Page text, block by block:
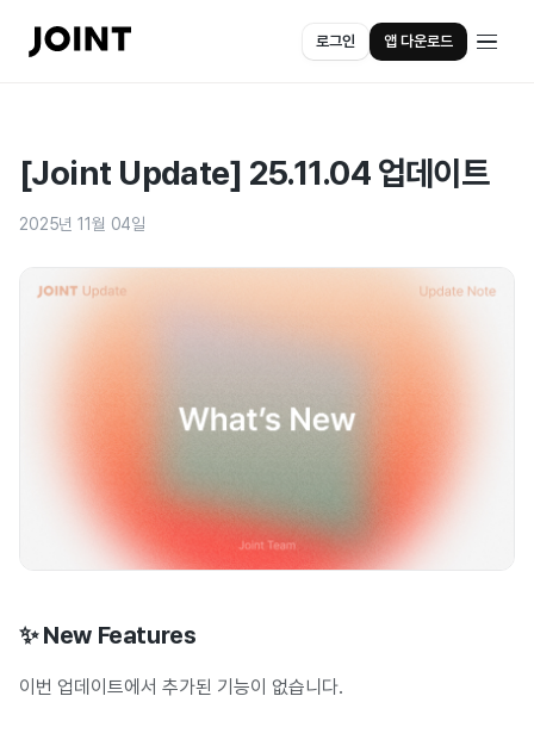
로그인 앱 다운로드
[Joint Update] 25.11.04 업데이트
2025년 11월 04일
✨ New Features
이번 업데이트에서 추가된 기능이 없습니다.